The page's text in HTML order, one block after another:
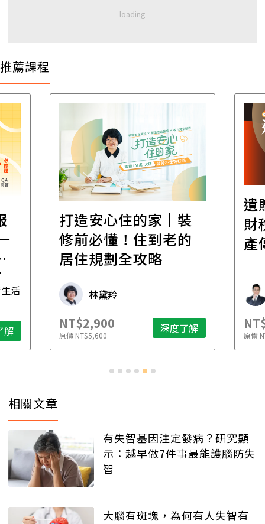
推薦課程
活
解
打造安心住的家｜裝
修前必懂！住到老的
居住規劃全攻略
林黛羚
NT$2,900
原價NT$5,600 深度了解
遺
財
產
原價
相關文章
有失智基因注定發病？研究顯
示：越早做7件事最能護腦防失
智
大腦有斑塊，為何有人失智有